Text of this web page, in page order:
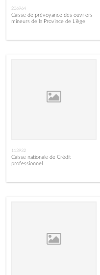
206964
Caisse de prévoyance des ouvriers
mineurs de la Province de Liège
113932
Caisse nationale de Crédit
professionnel